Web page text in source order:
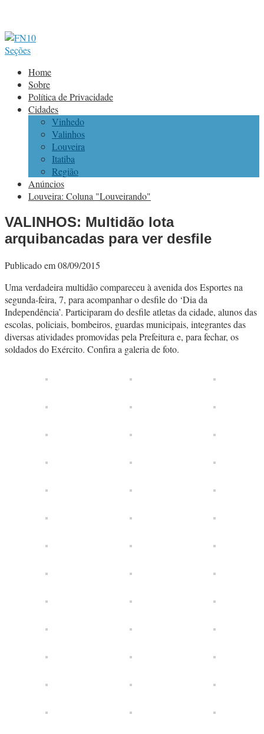
Seções
Home
Sobre
Política de Privacidade
Cidades
Vinhedo
Valinhos
Louveira
Itatiba
Região
Anúncios
Louveira: Coluna "Louveirando"
VALINHOS: Multidão lota
arquibancadas para ver desfile
Publicado em 08/09/2015
Uma verdadeira multidão compareceu à avenida dos Esportes na
segunda-feira, 7, para acompanhar o desfile do ‘Dia da
Independência’. Participaram do desfile atletas da cidade, alunos das
escolas, policiais, bombeiros, guardas municipais, integrantes das
diversas atividades promovidas pela Prefeitura e, para fechar, os
soldados do Exército. Confira a galeria de foto.